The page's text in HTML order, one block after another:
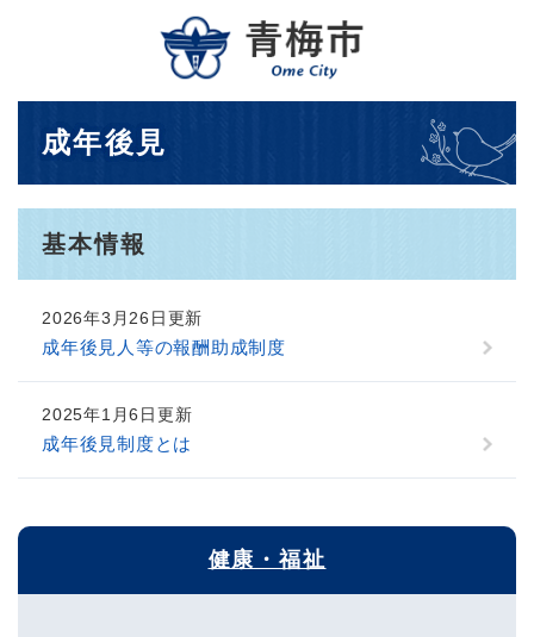
メニューを飛ばして本文へ
成年後見
基本情報
2026年3月26日更新
成年後見人等の報酬助成制度
2025年1月6日更新
成年後見制度とは
健康・福祉